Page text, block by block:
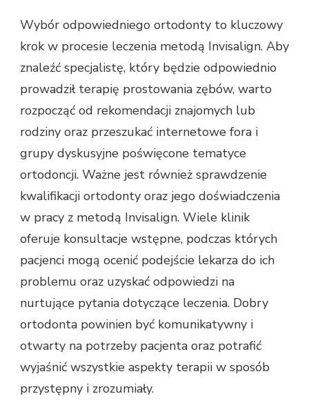
Wybór odpowiedniego ortodonty to kluczowy
krok w procesie leczenia metodą Invisalign. Aby
znaleźć specjalistę, który będzie odpowiednio
prowadził terapię prostowania zębów, warto
rozpocząć od rekomendacji znajomych lub
rodziny oraz przeszukać internetowe fora i
grupy dyskusyjne poświęcone tematyce
ortodoncji. Ważne jest również sprawdzenie
kwalifikacji ortodonty oraz jego doświadczenia
w pracy z metodą Invisalign. Wiele klinik
oferuje konsultacje wstępne, podczas których
pacjenci mogą ocenić podejście lekarza do ich
problemu oraz uzyskać odpowiedzi na
nurtujące pytania dotyczące leczenia. Dobry
ortodonta powinien być komunikatywny i
otwarty na potrzeby pacjenta oraz potrafić
wyjaśnić wszystkie aspekty terapii w sposób
przystępny i zrozumiały.